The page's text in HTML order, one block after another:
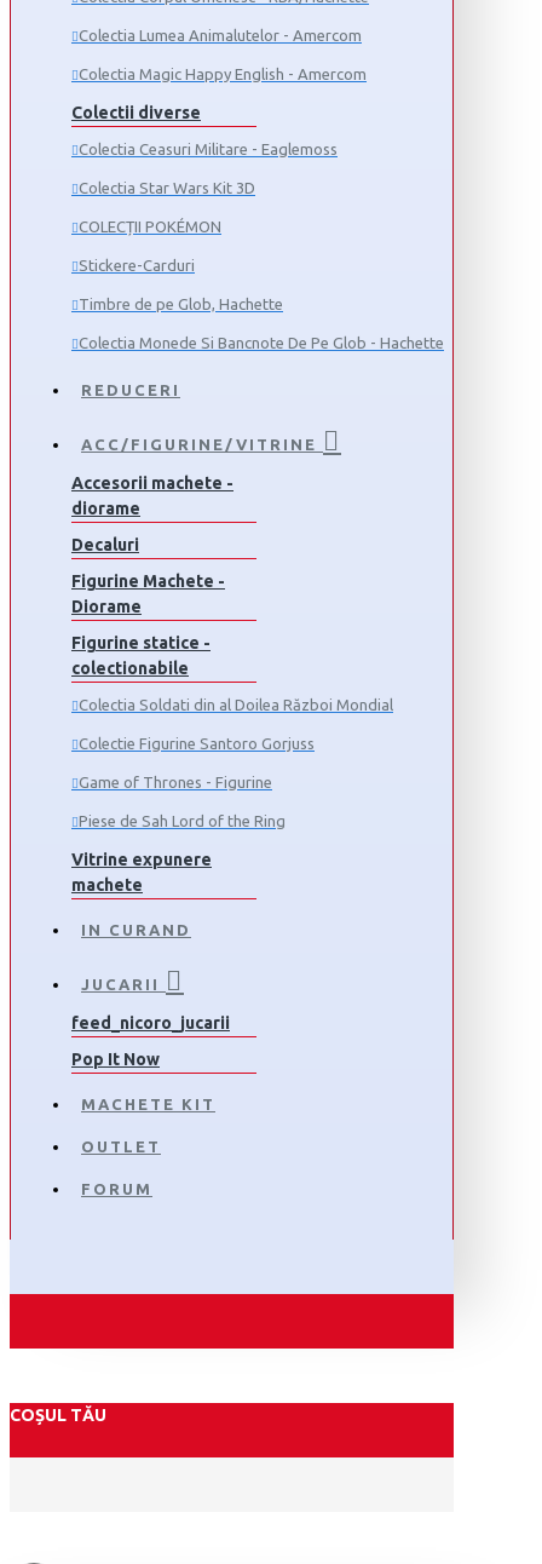
Colectia Lumea Animalutelor - Amercom
Colectia Magic Happy English - Amercom
Colectii diverse
Colectia Ceasuri Militare - Eaglemoss
Colectia Star Wars Kit 3D
COLECȚII POKÉMON
Stickere-Carduri
Timbre de pe Glob, Hachette
Colectia Monede Si Bancnote De Pe Glob - Hachette
REDUCERI
ACC/FIGURINE/VITRINE
Accesorii machete -
diorame
Decaluri
Figurine Machete -
Diorame
Figurine statice -
colectionabile
Colectia Soldati din al Doilea Război Mondial
Colectie Figurine Santoro Gorjuss
Game of Thrones - Figurine
Piese de Sah Lord of the Ring
Vitrine expunere
machete
IN CURAND
JUCARII
feed_nicoro_jucarii
Pop It Now
MACHETE KIT
OUTLET
FORUM
COȘUL TĂU